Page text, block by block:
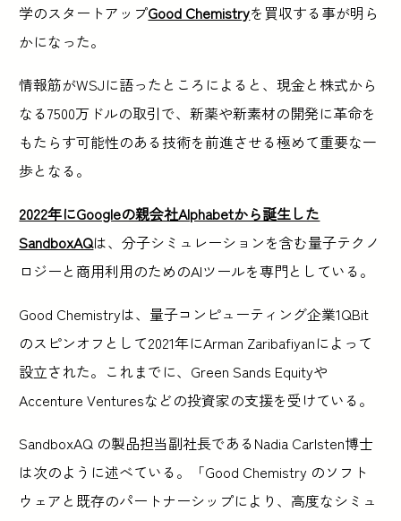
学のスタートアップGood Chemistryを買収する事が明ら
かになった。
情報筋がWSJに語ったところによると、現金と株式から
なる7500万ドルの取引で、新薬や新素材の開発に革命を
もたらす可能性のある技術を前進させる極めて重要な一
歩となる。
2022年にGoogleの親会社Alphabetから誕生した
SandboxAQは、分子シミュレーションを含む量子テクノ
ロジーと商用利用のためのAIツールを専門としている。
Good Chemistryは、量子コンピューティング企業1QBit
のスピンオフとして2021年にArman Zaribafiyanによって
設立された。これまでに、Green Sands Equityや
Accenture Venturesなどの投資家の支援を受けている。
SandboxAQ の製品担当副社長であるNadia Carlsten博士
は次のように述べている。「Good Chemistry のソフト
ウェアと既存のパートナーシップにより、高度なシミュ